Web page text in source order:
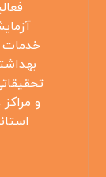
خدمات
و